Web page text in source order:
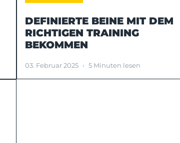
DEFINIERTE BEINE MIT DEM
RICHTIGEN TRAINING
BEKOMMEN
03. Februar 2025 • 5 Minuten lesen